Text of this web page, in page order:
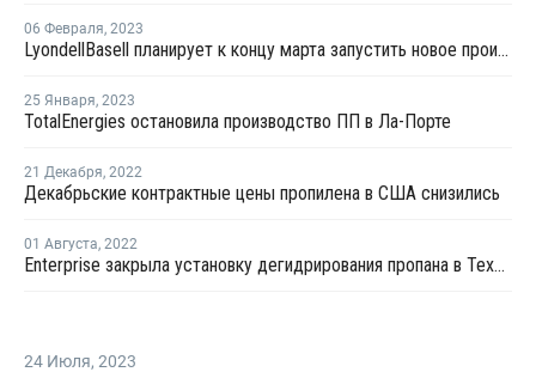
06 Февраля, 2023
LyondellBasell планирует к концу марта запустить новое производство окиси пропилена в Техасе
25 Января, 2023
TotalEnergies остановила производство ПП в Ла-Порте
21 Декабря, 2022
Декабрьские контрактные цены пропилена в США снизились
01 Августа, 2022
Enterprise закрыла установку дегидрирования пропана в Техасе на внеплановый ремонт
24 Июля, 2023